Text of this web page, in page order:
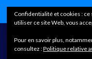
Confidentialité et cookies : ce
utiliser ce site Web, vous
Pour en savoir plus,
consultez :Politique relative